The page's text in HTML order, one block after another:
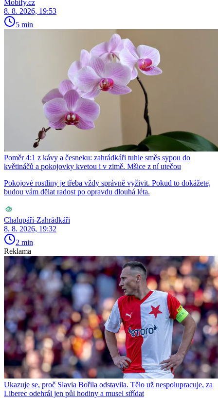
Mobify.cz
8. 8. 2026, 19:53
5 min
Poměr 4:1 z kávy a česneku: zahrádkáři tuhle směs sypou do
květináčů a pokojovky kvetou i v zimě. Mšice z ní utečou
Pokojové rostliny je třeba vždy správně vyživit. Pokud to dokážete,
budou vám dělat radost po opravdu dlouhá léta.
Chalupáři-Zahrádkáři
8. 8. 2026, 19:32
2 min
Reklama
Ukazuje se, proč Slavia Bořila odstavila. Tělo už nespolupracuje, za
Liberec odehrál jen půl hodiny a musel střídat